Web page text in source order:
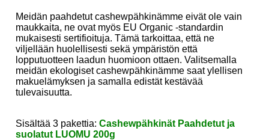
Meidän paahdetut cashewpähkinämme eivät ole vain
maukkaita, ne ovat myös EU Organic -standardin
mukaisesti sertifioituja. Tämä tarkoittaa, että ne
viljellään huolellisesti sekä ympäristön että
lopputuotteen laadun huomioon ottaen. Valitsemalla
meidän ekologiset cashewpähkinämme saat ylellisen
makuelämyksen ja samalla edistät kestävää
tulevaisuutta.
Sisältää 3 pakettia: Cashewpähkinät Paahdetut ja
suolatut LUOMU 200g